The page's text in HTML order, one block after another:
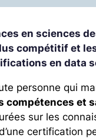
en sciences
compétitif et
en data
personne qui
compétences et
sur les
certification